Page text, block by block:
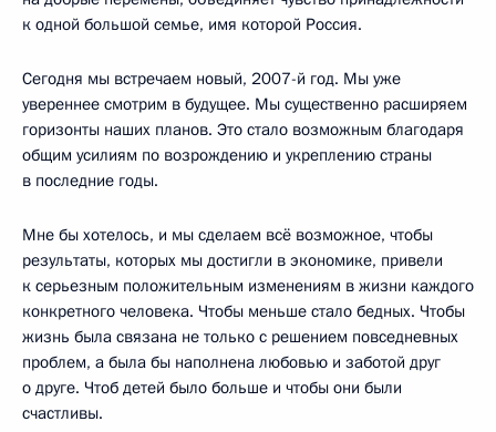
к одной большой семье, имя которой Россия.
Сегодня мы встречаем новый, 2007-й год. Мы уже
увереннее смотрим в будущее. Мы существенно расширяем
горизонты наших планов. Это стало возможным благодаря
общим усилиям по возрождению и укреплению страны
в последние годы.
Мне бы хотелось, и мы сделаем всё возможное, чтобы
результаты, которых мы достигли в экономике, привели
к серьезным положительным изменениям в жизни каждого
конкретного человека. Чтобы меньше стало бедных. Чтобы
жизнь была связана не только с решением повседневных
проблем, а была бы наполнена любовью и заботой друг
о друге. Чтоб детей было больше и чтобы они были
счастливы.